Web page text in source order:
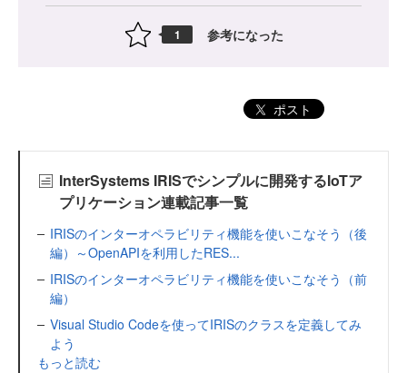
1 参考になった
ポスト
InterSystems IRISでシンプルに開発するIoTア
プリケーション連載記事一覧
IRISのインターオペラビリティ機能を使いこなそう（後
編）～OpenAPIを利用したRES...
IRISのインターオペラビリティ機能を使いこなそう（前
編）
Visual Studio Codeを使ってIRISのクラスを定義してみ
よう
もっと読む